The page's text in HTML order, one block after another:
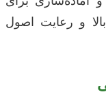
و رعایت اصول